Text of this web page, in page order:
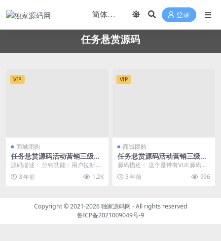
登录
任务悬赏源码
VIP
商城团购
任务悬赏源码活动营销三级分
销返佣积分商城版
源码描述： 分销功能：用户拉新用
户做任务可以获取任务返佣，三级
分销逻辑。 用户拉...
3 年前 1.2K
VIP
商城团购
任务悬赏源码活动营销三级分
销返佣积分商城版
源码描述： 这个是带有VUE源码的
搭建也是很简单可生成APP 功能说
明： 分销功...
3 年前 996
Copyright © 2021-2026独家源码网 - All rights reserved
鲁ICP备2021009049号-9